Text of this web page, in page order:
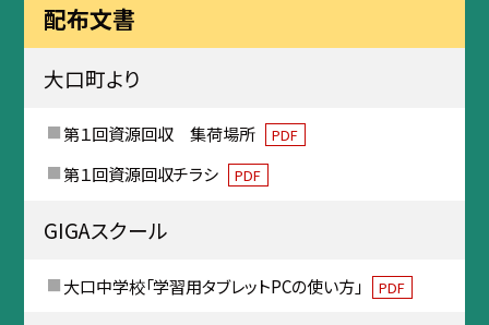
配布文書
大口町より
第１回資源回収 集荷場所 PDF
第１回資源回収チラシ PDF
GIGAスクール
大口中学校「学習用タブレットPCの使い方」 PDF